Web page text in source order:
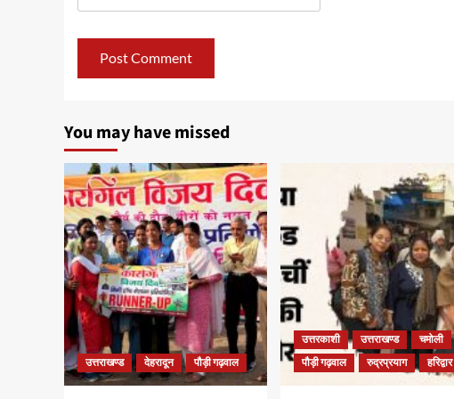
You may have missed
उत्तराखण्ड देहरादून पौड़ी गढ़वाल
उत्तरकाशी उत्तराखण्ड
चमोली
पौड़ी गढ़वाल
रुद्रप्रयाग हरिद्वार